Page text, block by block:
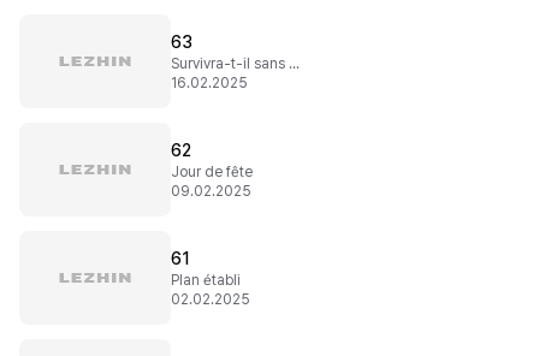
63
Survivra-t-il sans moi ?
16.02.2025
62
Jour de fête
09.02.2025
61
Plan établi
02.02.2025